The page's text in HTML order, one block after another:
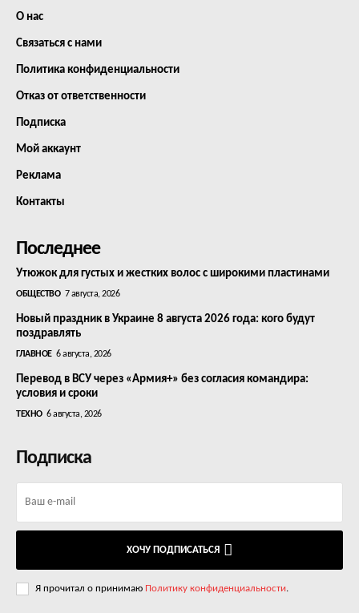
О нас
Связаться с нами
Политика конфиденциальности
Отказ от ответственности
Подписка
Мой аккаунт
Реклама
Контакты
Последнее
Утюжок для густых и жестких волос с широкими пластинами
ОБЩЕСТВО 7 августа, 2026
Новый праздник в Украине 8 августа 2026 года: кого будут
поздравлять
ГЛАВНОЕ 6 августа, 2026
Перевод в ВСУ через «Армия+» без согласия командира:
условия и сроки
ТЕХНО 6 августа, 2026
Подписка
ХОЧУ ПОДПИСАТЬСЯ
Я прочитал о принимаю Политику конфиденциальности.